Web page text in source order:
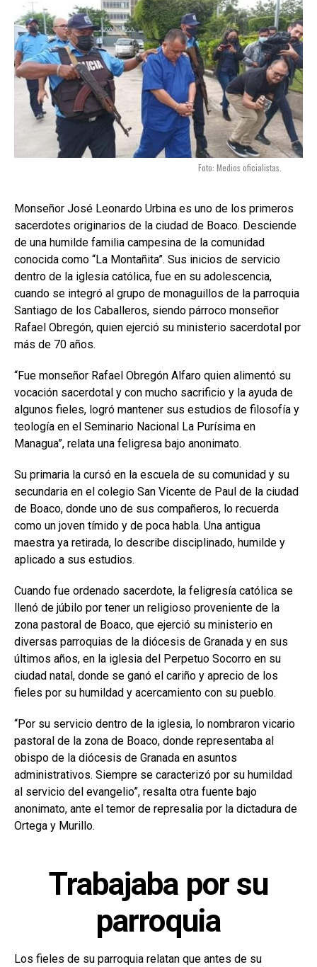
Foto: Medios oficialistas.
Monseñor José Leonardo Urbina es uno de los primeros
sacerdotes originarios de la ciudad de Boaco. Desciende
de una humilde familia campesina de la comunidad
conocida como “La Montañita”. Sus inicios de servicio
dentro de la iglesia católica, fue en su adolescencia,
cuando se integró al grupo de monaguillos de la parroquia
Santiago de los Caballeros, siendo párroco monseñor
Rafael Obregón, quien ejerció su ministerio sacerdotal por
más de 70 años.
“Fue monseñor Rafael Obregón Alfaro quien alimentó su
vocación sacerdotal y con mucho sacrificio y la ayuda de
algunos fieles, logró mantener sus estudios de filosofía y
teología en el Seminario Nacional La Purísima en
Managua”, relata una feligresa bajo anonimato.
Su primaria la cursó en la escuela de su comunidad y su
secundaria en el colegio San Vicente de Paul de la ciudad
de Boaco, donde uno de sus compañeros, lo recuerda
como un joven tímido y de poca habla. Una antigua
maestra ya retirada, lo describe disciplinado, humilde y
aplicado a sus estudios.
Cuando fue ordenado sacerdote, la feligresía católica se
llenó de júbilo por tener un religioso proveniente de la
zona pastoral de Boaco, que ejerció su ministerio en
diversas parroquias de la diócesis de Granada y en sus
últimos años, en la iglesia del Perpetuo Socorro en su
ciudad natal, donde se ganó el cariño y aprecio de los
fieles por su humildad y acercamiento con su pueblo.
“Por su servicio dentro de la iglesia, lo nombraron vicario
pastoral de la zona de Boaco, donde representaba al
obispo de la diócesis de Granada en asuntos
administrativos. Siempre se caracterizó por su humildad
al servicio del evangelio”, resalta otra fuente bajo
anonimato, ante el temor de represalia por la dictadura de
Ortega y Murillo.
Trabajaba por su
parroquia
Los fieles de su parroquia relatan que antes de su